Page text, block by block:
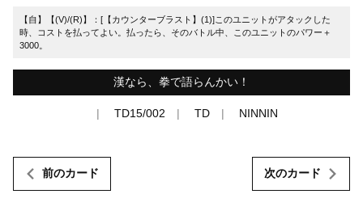
【自】【(V)/(R)】：[【カウンターブラスト】(1)]このユニットがアタックした
時、コストを払ってよい。払ったら、そのバトル中、このユニットのパワー＋
3000。
漢なら、拳で語らんかい！
TD15/002 TD NINNIN
前のカード 次のカード